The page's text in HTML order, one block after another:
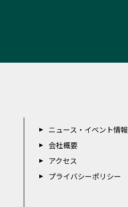
ニュース・イベント情報
会社概要
アクセス
プライバシーポリシー